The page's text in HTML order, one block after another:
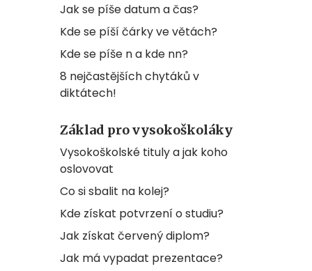
Jak se píše datum a čas?
Kde se píší čárky ve větách?
Kde se píše n a kde nn?
8 nejčastějších chytáků v
diktátech!
Základ pro vysokoškoláky
Vysokoškolské tituly a jak koho
oslovovat
Co si sbalit na kolej?
Kde získat potvrzení o studiu?
Jak získat červený diplom?
Jak má vypadat prezentace?